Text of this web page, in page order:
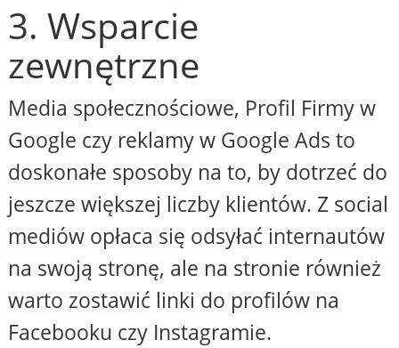
3. Wsparcie
zewnętrzne
Media społecznościowe, Profil Firmy w
Google czy reklamy w Google Ads to
doskonałe sposoby na to, by dotrzeć do
jeszcze większej liczby klientów. Z social
mediów opłaca się odsyłać internautów
na swoją stronę, ale na stronie również
warto zostawić linki do profilów na
Facebooku czy Instagramie.